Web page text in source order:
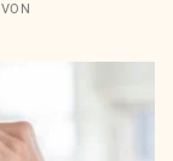
VON